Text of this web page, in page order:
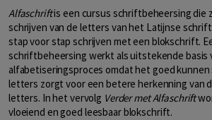
Alfaschriftis een cursus schriftbeheersing die
schrijven van de letters van het Latijnse
stap voor stap schrijven met een blokschrift.
schriftbeheersing werkt als uitstekende basis
alfabetiseringsproces omdat het goed kunnen
letters zorgt voor een betere herkenning van
letters. In het vervolg Verder met Alfaschrift
vloeiend en goed leesbaar blokschrift.